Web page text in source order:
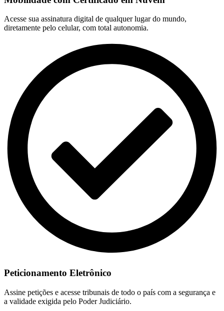
Acesse sua assinatura digital de qualquer lugar do mundo,
diretamente pelo celular, com total autonomia.
Peticionamento Eletrônico
Assine petições e acesse tribunais de todo o país com a segurança e
a validade exigida pelo Poder Judiciário.